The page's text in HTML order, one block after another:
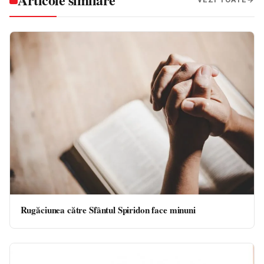
Rugăciunea către Sfântul Spiridon face minuni